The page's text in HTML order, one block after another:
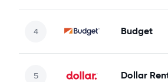
Budget
Dollar